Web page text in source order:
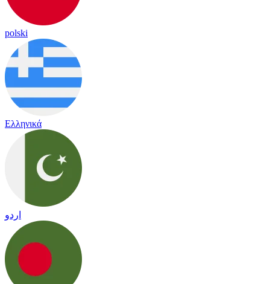
polski
Ελληνικά
اردو